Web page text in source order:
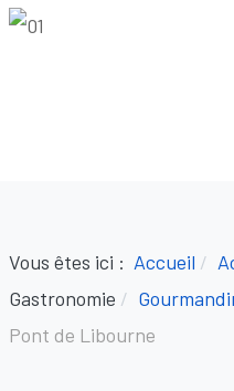
Vous êtes ici : Accueil
Gastronomie
Pont de Libourne